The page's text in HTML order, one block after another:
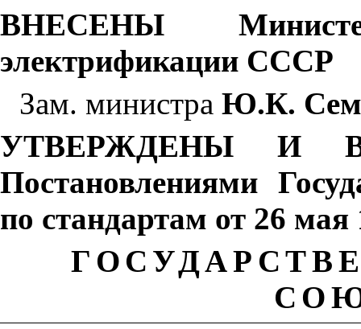
ВНЕСЕНЫ
электрификации СССР
Зам. министра Ю.К.
УТВЕРЖДЕНЫ И
Постановлениями
по стандартам от 26